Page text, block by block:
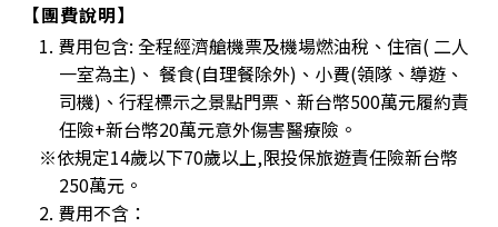
【團費說明】
1. 費用包含: 全程經濟艙機票及機場燃油稅、住宿( 二人
一室為主)、 餐食(自理餐除外)、小費(領隊、導遊、
司機)、行程標示之景點門票、新台幣500萬元履約責
任險+新台幣20萬元意外傷害醫療險。
※依規定14歲以下70歲以上,限投保旅遊責任險新台幣
250萬元。
2. 費用不含：